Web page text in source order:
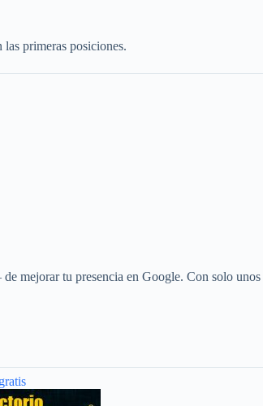
primeras posiciones.
mejorar tu presencia en Google. Con solo unos